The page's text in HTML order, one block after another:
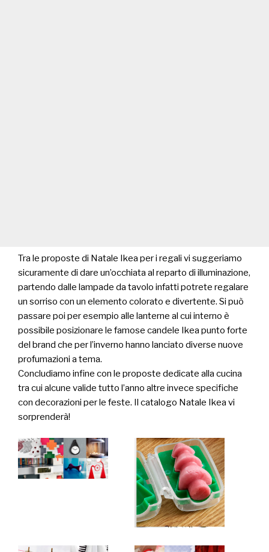
Tra le proposte di Natale Ikea per i regali vi suggeriamo
sicuramente di dare un’occhiata al reparto di illuminazione,
partendo dalle lampade da tavolo infatti potrete regalare
un sorriso con un elemento colorato e divertente. Si può
passare poi per esempio alle lanterne al cui interno è
possibile posizionare le famose candele Ikea punto forte
del brand che per l’inverno hanno lanciato diverse nuove
profumazioni a tema.
Concludiamo infine con le proposte dedicate alla cucina
tra cui alcune valide tutto l’anno altre invece specifiche
con decorazioni per le feste. Il catalogo Natale Ikea vi
sorprenderà!